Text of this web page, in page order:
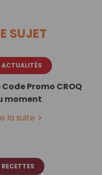
SUJET
ACTUALITÉS
Code Promo CROQ
moment
la suite
RECETTES